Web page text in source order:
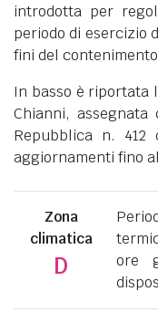
introdotta per
periodo di esercizio
fini del
In basso è riportata
Chianni,
Repubblica n. 412
aggiornamenti fino
Zona
climatica
D
ore